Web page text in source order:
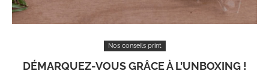
Nos conseils print
DÉMARQUEZ-VOUS GRÂCE À L’UNBOXING !